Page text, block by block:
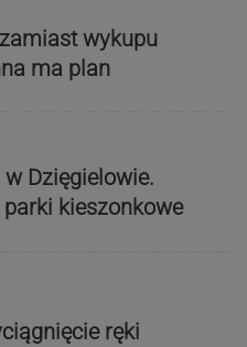
wykupu
ma plan
Dzięgielowie.
kieszonkowe
ręki